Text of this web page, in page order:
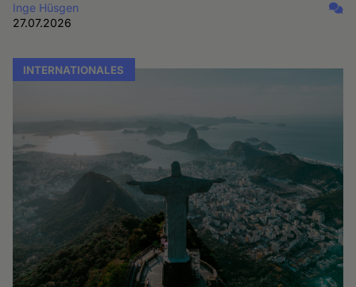
Inge Hüsgen
27.07.2026
INTERNATIONALES